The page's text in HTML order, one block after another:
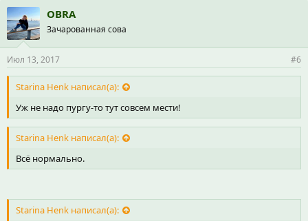
OBRA
Зачарованная сова
Июл 13, 2017 #6
Starina Henk написал(а):
Уж не надо пургу-то тут совсем мести!
Starina Henk написал(а):
Всё нормально.
Starina Henk написал(а):